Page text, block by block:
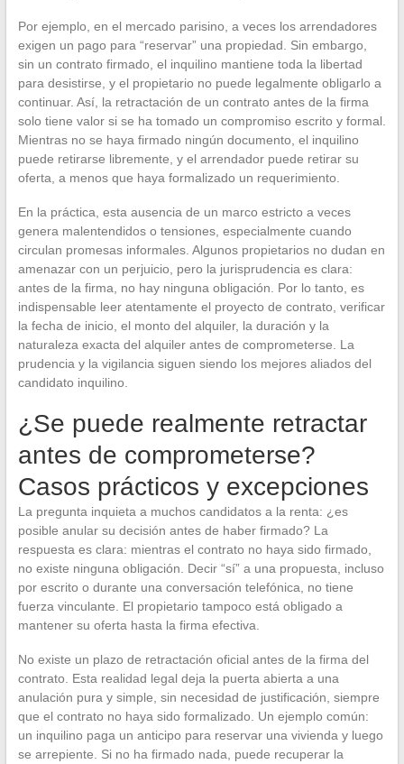
Por ejemplo, en el mercado parisino, a veces los arrendadores
exigen un pago para “reservar” una propiedad. Sin embargo,
sin un contrato firmado, el inquilino mantiene toda la libertad
para desistirse, y el propietario no puede legalmente obligarlo a
continuar. Así, la retractación de un contrato antes de la firma
solo tiene valor si se ha tomado un compromiso escrito y formal.
Mientras no se haya firmado ningún documento, el inquilino
puede retirarse libremente, y el arrendador puede retirar su
oferta, a menos que haya formalizado un requerimiento.
En la práctica, esta ausencia de un marco estricto a veces
genera malentendidos o tensiones, especialmente cuando
circulan promesas informales. Algunos propietarios no dudan en
amenazar con un perjuicio, pero la jurisprudencia es clara:
antes de la firma, no hay ninguna obligación. Por lo tanto, es
indispensable leer atentamente el proyecto de contrato, verificar
la fecha de inicio, el monto del alquiler, la duración y la
naturaleza exacta del alquiler antes de comprometerse. La
prudencia y la vigilancia siguen siendo los mejores aliados del
candidato inquilino.
¿Se puede realmente retractar
antes de comprometerse?
Casos prácticos y excepciones
La pregunta inquieta a muchos candidatos a la renta: ¿es
posible anular su decisión antes de haber firmado? La
respuesta es clara: mientras el contrato no haya sido firmado,
no existe ninguna obligación. Decir “sí” a una propuesta, incluso
por escrito o durante una conversación telefónica, no tiene
fuerza vinculante. El propietario tampoco está obligado a
mantener su oferta hasta la firma efectiva.
No existe un plazo de retractación oficial antes de la firma del
contrato. Esta realidad legal deja la puerta abierta a una
anulación pura y simple, sin necesidad de justificación, siempre
que el contrato no haya sido formalizado. Un ejemplo común:
un inquilino paga un anticipo para reservar una vivienda y luego
se arrepiente. Si no ha firmado nada, puede recuperar la